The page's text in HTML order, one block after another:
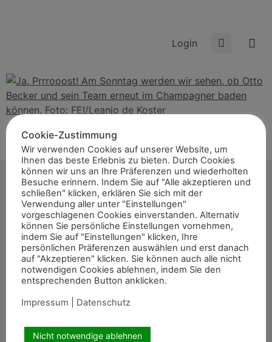
Login
Ja, Prrrooost! Am Sonntag werden wir sehen, ob Otto
Becker und sein Team erneut im Champagner baden
können. Foto: FEI/Leanjo de Koster
Start
News
Themen
Termine
8er-Team
Kontakt
Cookie-Zustimmung
Wir verwenden Cookies auf unserer Website, um
Ihnen das beste Erlebnis zu bieten. Durch Cookies
können wir uns an Ihre Präferenzen und wiederholten
Besuche erinnern. Indem Sie auf "Alle akzeptieren und
schließen" klicken, erklären Sie sich mit der
Verwendung aller unter "Einstellungen"
vorgeschlagenen Cookies einverstanden. Alternativ
können Sie persönliche Einstellungen vornehmen,
indem Sie auf "Einstellungen" klicken, Ihre
persönlichen Präferenzen auswählen und erst danach
auf "Akzeptieren" klicken. Sie können auch alle nicht
notwendigen Cookies ablehnen, indem Sie den
entsprechenden Button anklicken.
Impressum
Datenschutz
Nicht notwendige ablehnen